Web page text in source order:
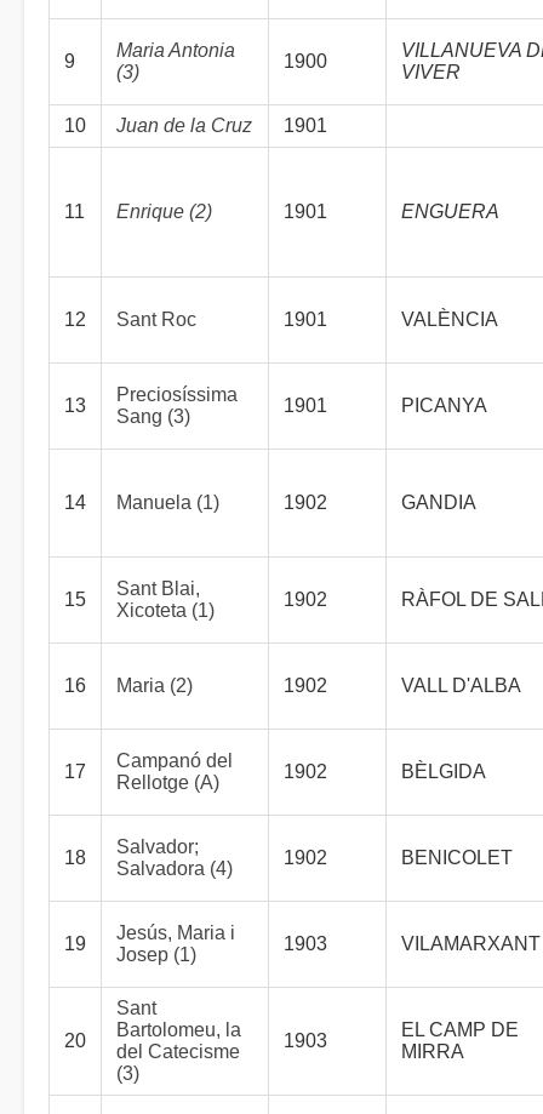
9
Maria Antonia
(3)
1900
VILLANUEVA
VIVER
10 Juan de la Cruz 1901
11 Enrique (2) 1901 ENGUERA
12 Sant Roc 1901 VALÈNCIA
13
Preciosíssima
Sang (3)
1901 PICANYA
14 Manuela (1) 1902 GANDIA
15
Sant Blai,
Xicoteta (1)
1902 RÀFOL DE
16 Maria (2) 1902 VALL D'ALBA
17
Campanó del
Rellotge (A)
1902 BÈLGIDA
18
Salvador;
Salvadora (4)
1902 BENICOLET
19
Jesús, Maria i
Josep (1)
1903 VILAMARXANT
20
Sant
Bartolomeu, la
del Catecisme
(3)
1903
EL CAMP DE
MIRRA